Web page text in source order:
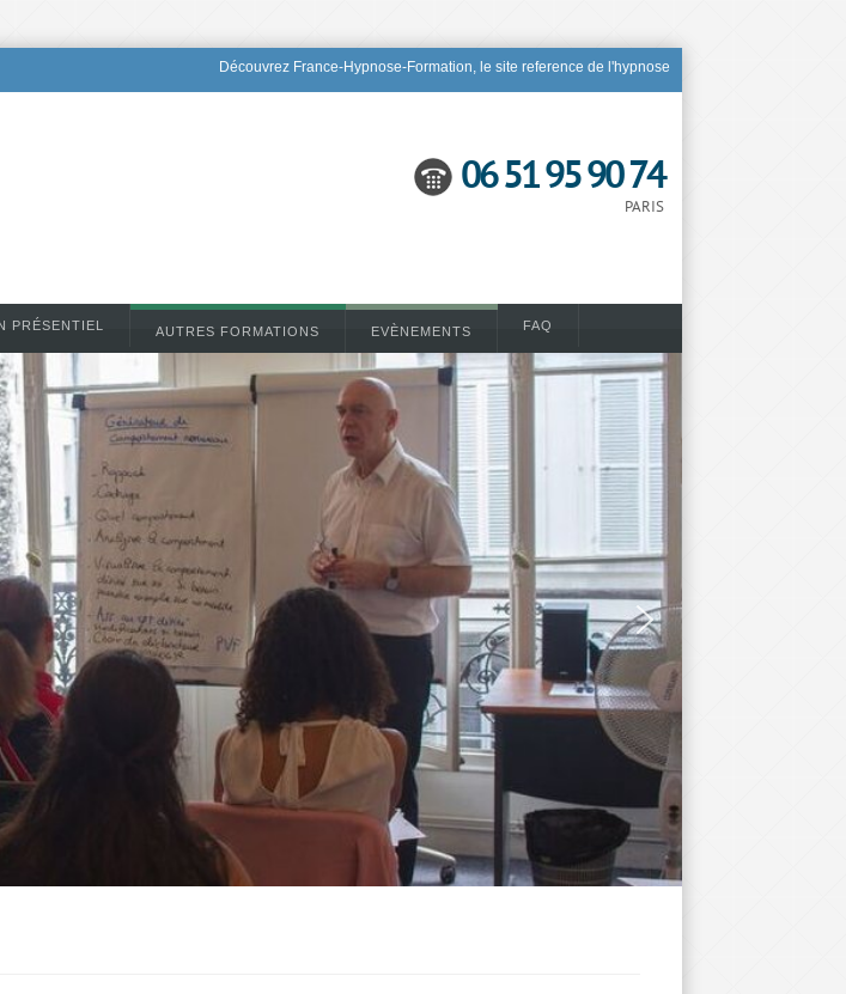
Découvrez France-Hypnose-Formation, le site reference de l'hypnose
06 51 95 90 74
PARIS
PRÉSENTIEL AUTRES FORMATIONS EVÈNEMENTS FAQ